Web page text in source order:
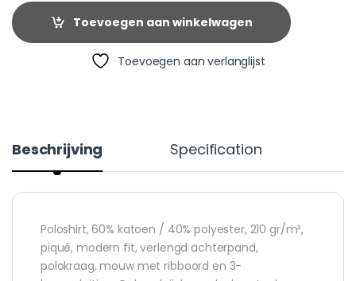
Toevoegen aan winkelwagen
Toevoegen aan verlanglijst
Beschrijving Specification
Poloshirt, 60% katoen / 40% polyester, 210 gr/m²,
piqué, modern fit, verlengd achterpand,
polokraag, mouw met ribboord en 3-